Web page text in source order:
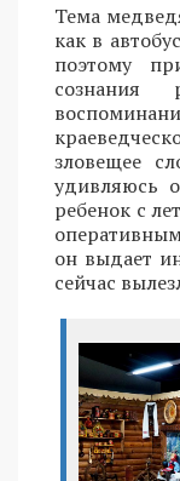
Тема
как в
поэтому
сознания
зловещее
удивляюсь
ребенок с
он выдает
сейчас